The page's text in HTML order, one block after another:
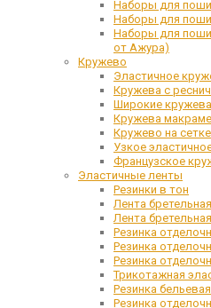
Наборы для
Наборы для
Наборы для
от Ажура)
Кружево
Эластичное
Кружева с
Широкие
Кружева
Кружево на
Узкое
Французское
Эластичные ленты
Резинки в тон
Лента
Лента
Резинка
Резинка
Резинка
Трикотажная
Резинка бельевая
Резинка